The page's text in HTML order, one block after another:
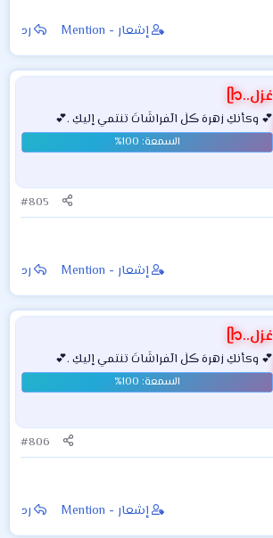
إشعار - Mention رد
غزل..ᥫ᭡
💕 وكأنكِ زهرهَ ڪلٰ الٓفراشَاتَ تنتمي إليكِ .💕
#805
إشعار - Mention رد
غزل..ᥫ᭡
💕 وكأنكِ زهرهَ ڪلٰ الٓفراشَاتَ تنتمي إليكِ .💕
#806
إشعار - Mention رد